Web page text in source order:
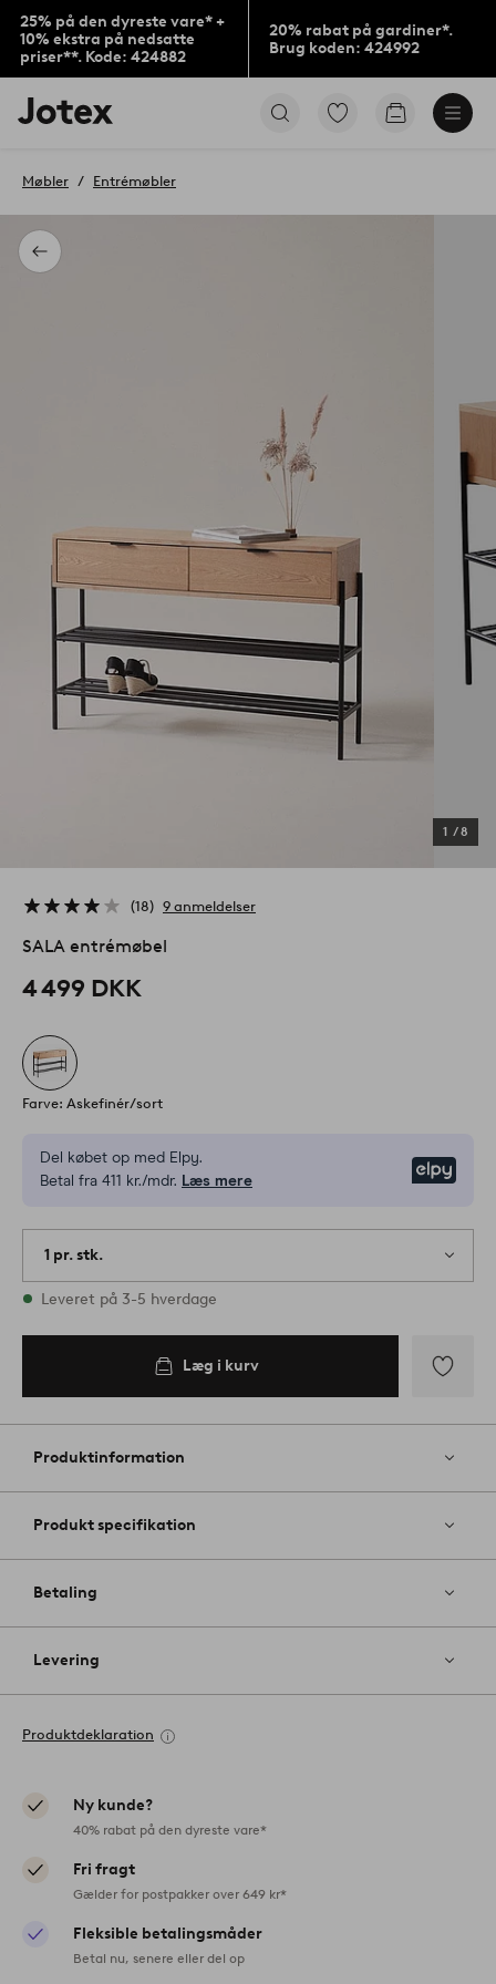
25% på den dyreste vare* +
10% ekstra på nedsatte
priser**. Kode: 424882
20% rabat på gardiner*.
Brug koden: 424992
Jotex
logo
til
Gå
Gå
Tilbage
Møbler Entrémøbler
1 /8
18 9 anmeldelser
SALA entrémøbel
4 499 DKK
Farve: Askefinér/sort
Del købet op med Elpy.
Betal fra 411 kr./mdr. Læs mere
1 pr. stk.
På lager
Leveret på 3-5 hverdage
Læg i kurv
til
Produktinformation
Produkt specifikation
Betaling
Levering
Produktdeklaration
Ny kunde?
40% rabat på den dyreste vare*
Fri fragt
Gælder for postpakker over 649 kr*
Fleksible betalingsmåder
Betal nu, senere eller del op